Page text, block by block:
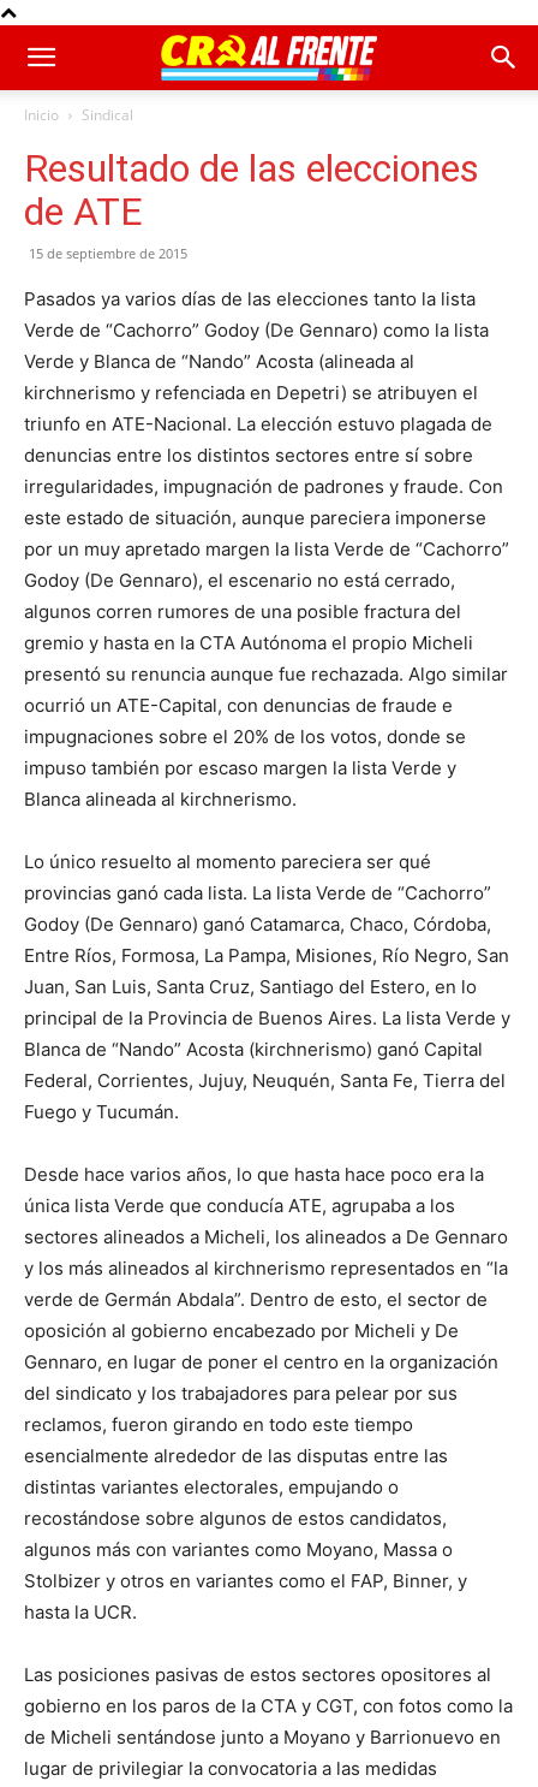
Inicio Sindical
Resultado de las elecciones
de ATE
15 de septiembre de 2015
Pasados ya varios días de las elecciones tanto la lista
Verde de “Cachorro” Godoy (De Gennaro) como la lista
Verde y Blanca de “Nando” Acosta (alineada al
kirchnerismo y refenciada en Depetri) se atribuyen el
triunfo en ATE-Nacional. La elección estuvo plagada de
denuncias entre los distintos sectores entre sí sobre
irregularidades, impugnación de padrones y fraude. Con
este estado de situación, aunque pareciera imponerse
por un muy apretado margen la lista Verde de “Cachorro”
Godoy (De Gennaro), el escenario no está cerrado,
algunos corren rumores de una posible fractura del
gremio y hasta en la CTA Autónoma el propio Micheli
presentó su renuncia aunque fue rechazada. Algo similar
ocurrió un ATE-Capital, con denuncias de fraude e
impugnaciones sobre el 20% de los votos, donde se
impuso también por escaso margen la lista Verde y
Blanca alineada al kirchnerismo.
Lo único resuelto al momento pareciera ser qué
provincias ganó cada lista. La lista Verde de “Cachorro”
Godoy (De Gennaro) ganó Catamarca, Chaco, Córdoba,
Entre Ríos, Formosa, La Pampa, Misiones, Río Negro, San
Juan, San Luis, Santa Cruz, Santiago del Estero, en lo
principal de la Provincia de Buenos Aires. La lista Verde y
Blanca de “Nando” Acosta (kirchnerismo) ganó Capital
Federal, Corrientes, Jujuy, Neuquén, Santa Fe, Tierra del
Fuego y Tucumán.
Desde hace varios años, lo que hasta hace poco era la
única lista Verde que conducía ATE, agrupaba a los
sectores alineados a Micheli, los alineados a De Gennaro
y los más alineados al kirchnerismo representados en “la
verde de Germán Abdala”. Dentro de esto, el sector de
oposición al gobierno encabezado por Micheli y De
Gennaro, en lugar de poner el centro en la organización
del sindicato y los trabajadores para pelear por sus
reclamos, fueron girando en todo este tiempo
esencialmente alrededor de las disputas entre las
distintas variantes electorales, empujando o
recostándose sobre algunos de estos candidatos,
algunos más con variantes como Moyano, Massa o
Stolbizer y otros en variantes como el FAP, Binner, y
hasta la UCR.
Las posiciones pasivas de estos sectores opositores al
gobierno en los paros de la CTA y CGT, con fotos como la
de Micheli sentándose junto a Moyano y Barrionuevo en
lugar de privilegiar la convocatoria a las medidas